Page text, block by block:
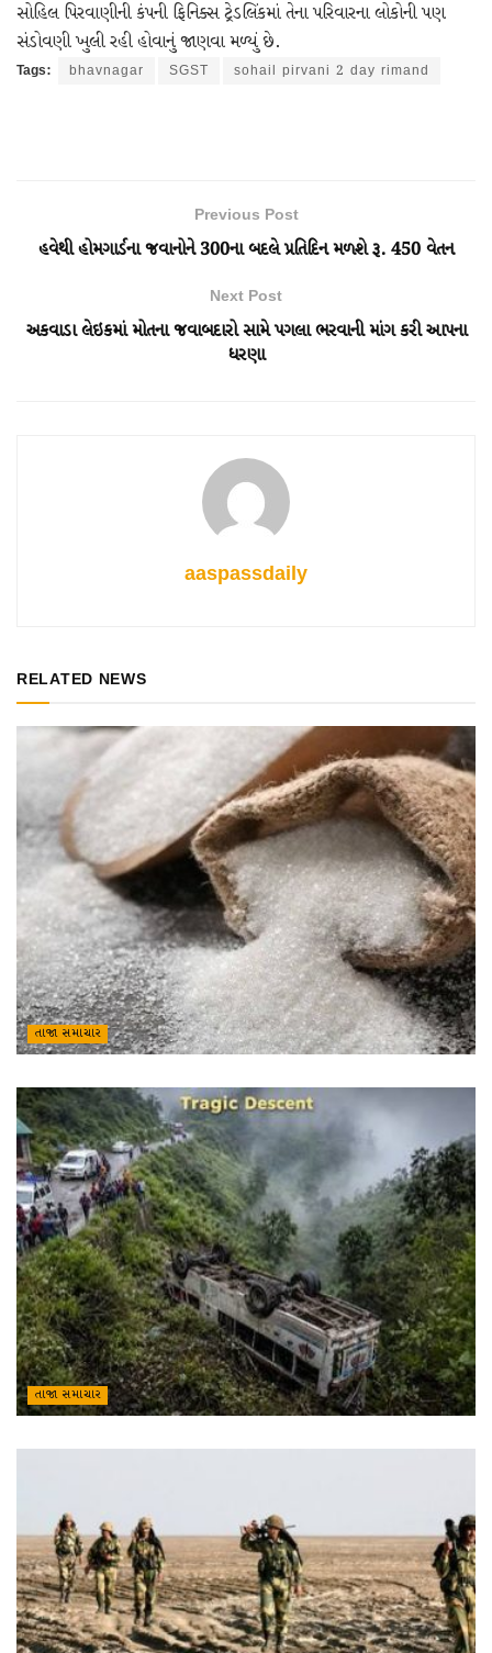
સોહિલ પિરવાણીની કંપની ફિનિક્સ ટ્રેડલિંકમાં તેના પરિવારના લોકોની પણ
સંડોવણી ખુલી રહી હોવાનું જાણવા મળ્યું છે.
Tags: bhavnagar SGST sohail pirvani 2 day rimand
Previous Post
હવેથી હોમગાર્ડના જવાનોને 300ના બદલે પ્રતિદિન મળશે રૂ. 450 વેતન
Next Post
અકવાડા લેઇકમાં મોતના જવાબદારો સામે પગલા ભરવાની માંગ કરી આપના
ધરણા
aaspassdaily
RELATED NEWS
તાજા સમાચાર
તાજા સમાચાર